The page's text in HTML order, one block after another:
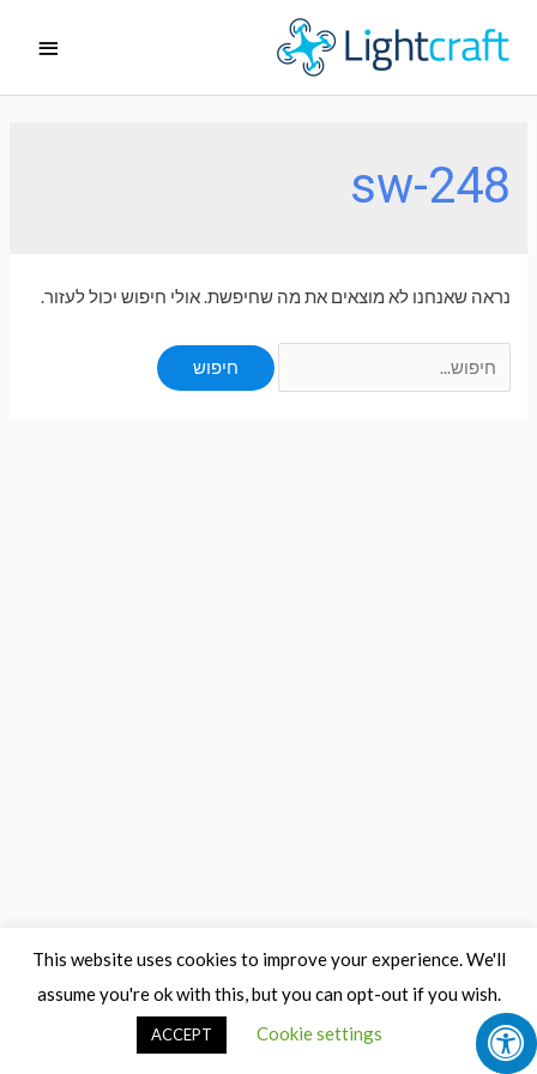
לתוכן
ראשי
sw-248
נראה שאנחנו לא מוצאים את מה שחיפשת. אולי חיפוש יכול לעזור.
for:
This website uses cookies to improve your experience. We'll
assume you're ok with this, but you can opt-out if you wish.
Cookie settings
ACCEPT